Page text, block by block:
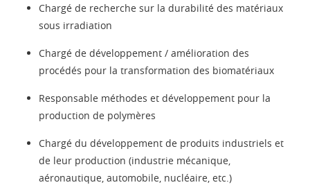
Chargé de recherche sur la durabilité des matériaux
sous irradiation
Chargé de développement / amélioration des
procédés pour la transformation des biomatériaux
Responsable méthodes et développement pour la
production de polymères
Chargé du développement de produits industriels et
de leur production (industrie mécanique,
aéronautique, automobile, nucléaire, etc.)